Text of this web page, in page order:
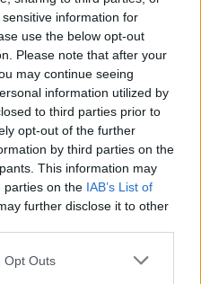
information for
use the below opt-out
Please note that after your
may continue seeing
information utilized by
to third parties prior to
opt-out of the further
by third parties on the
This information may
parties on the IAB’s List of
further disclose it to other
Opt Outs
e fushatës
Berisha: Chris
do të jetë i
i tmerruar nga ai